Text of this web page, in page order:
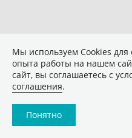
Мы используем Сookies
опыта работы на нашем
сайт, вы соглашаетесь с
соглашения.
Понятно